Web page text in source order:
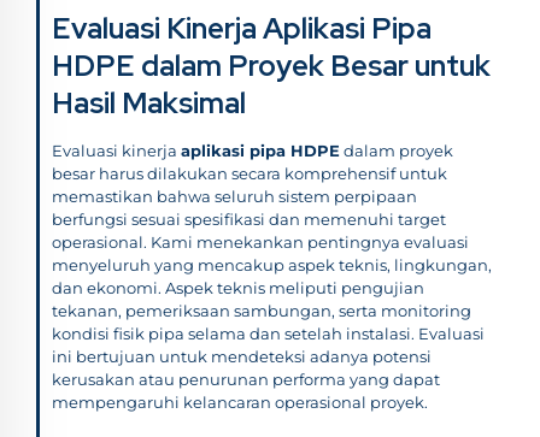
Evaluasi Kinerja Aplikasi Pipa
HDPE dalam Proyek Besar untuk
Hasil Maksimal
Evaluasi kinerja aplikasi pipa HDPE dalam proyek
besar harus dilakukan secara komprehensif untuk
memastikan bahwa seluruh sistem perpipaan
berfungsi sesuai spesifikasi dan memenuhi target
operasional. Kami menekankan pentingnya evaluasi
menyeluruh yang mencakup aspek teknis, lingkungan,
dan ekonomi. Aspek teknis meliputi pengujian
tekanan, pemeriksaan sambungan, serta monitoring
kondisi fisik pipa selama dan setelah instalasi. Evaluasi
ini bertujuan untuk mendeteksi adanya potensi
kerusakan atau penurunan performa yang dapat
mempengaruhi kelancaran operasional proyek.